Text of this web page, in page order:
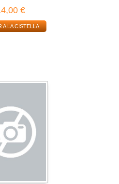
€
A LA CISTELLA